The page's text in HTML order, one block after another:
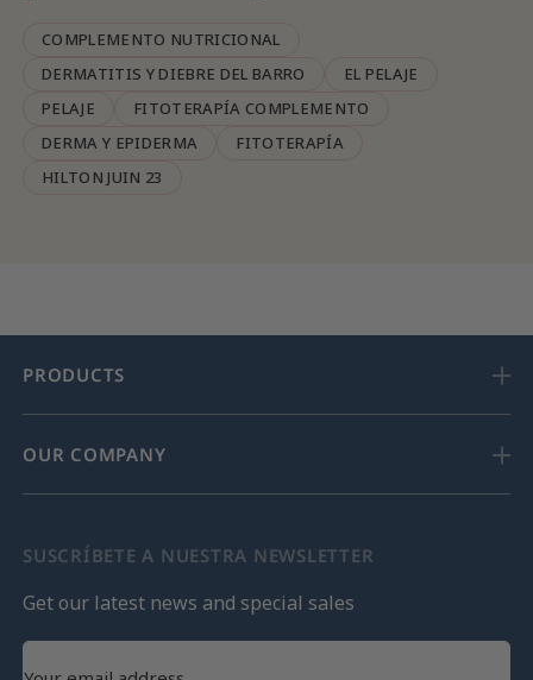
COMPLEMENTO NUTRICIONAL
DERMATITIS Y DIEBRE DEL BARRO
EL PELAJE
PELAJE
FITOTERAPÍA COMPLEMENTO
DERMA Y EPIDERMA
FITOTERAPÍA
HILTON JUIN 23
PRODUCTS
OUR COMPANY
SUSCRÍBETE A NUESTRA NEWSLETTER
Get our latest news and special sales